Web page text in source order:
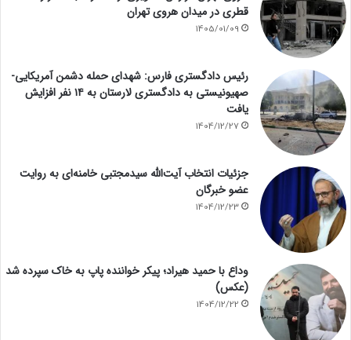
قطری در میدان هروی تهران
1405/01/09
رئیس دادگستری فارس: شهدای حمله دشمن آمریکایی-
صهیونیستی به دادگستری لارستان به ۱۴ نفر افزایش
یافت
1404/12/27
جزئیات انتخاب آیت‌الله سیدمجتبی خامنه‌ای به روایت
عضو خبرگان
1404/12/23
وداع با حمید هیراد؛ پیکر خواننده پاپ به خاک سپرده شد
(عکس)
1404/12/22